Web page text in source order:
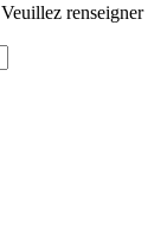
Veuillez renseigner